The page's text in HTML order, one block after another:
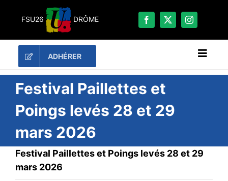
FSU26 DRÔME
ADHÉRER
RECHERCHER:
LES UNES
LA FSU 26
Festival Paillettes et
Poings levés 28 et 29
mars 2026
Festival Paillettes et Poings levés 28 et 29
mars 2026